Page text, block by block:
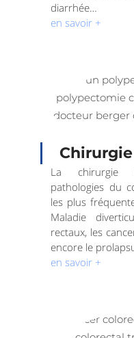
diarrhée…
en savoir +
La chirurgie
pathologies du
les plus
Maladie
rectaux, les
encore le
en savoir +